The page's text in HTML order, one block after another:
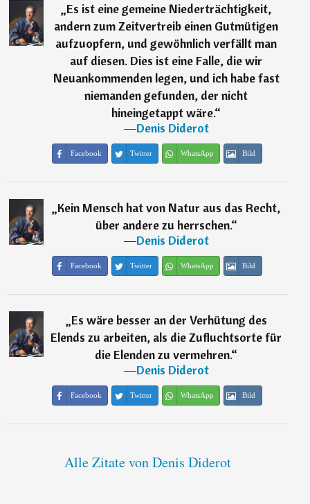
„Es ist eine gemeine Niederträchtigkeit,
andern zum Zeitvertreib einen Gutmütigen
aufzuopfern, und gewöhnlich verfällt man
auf diesen. Dies ist eine Falle, die wir
Neuankommenden legen, und ich habe fast
niemanden gefunden, der nicht
hineingetappt wäre.“
―Denis Diderot
Facebook Twitter WhatsApp Bild
„Kein Mensch hat von Natur aus das Recht,
über andere zu herrschen.“
―Denis Diderot
Facebook Twitter WhatsApp Bild
„Es wäre besser an der Verhütung des
Elends zu arbeiten, als die Zufluchtsorte für
die Elenden zu vermehren.“
―Denis Diderot
Facebook Twitter WhatsApp Bild
Alle Zitate von Denis Diderot